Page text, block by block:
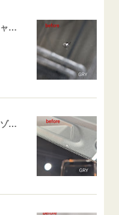
飛び石ひび割れ 施工例「パーシャル系・衝撃点範囲ハマカケ」エスティマ
飛び石ひび割れ 施工例「キケンゾーン範囲・ストレートブレイク」フェアレディＺ